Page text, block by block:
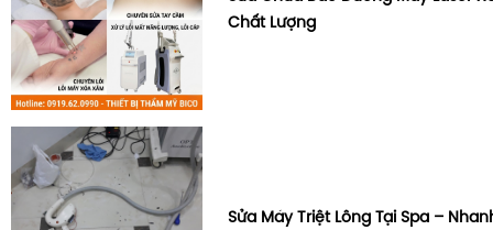
Chất Lượng
Sửa Máy Triệt Lông Tại Spa –